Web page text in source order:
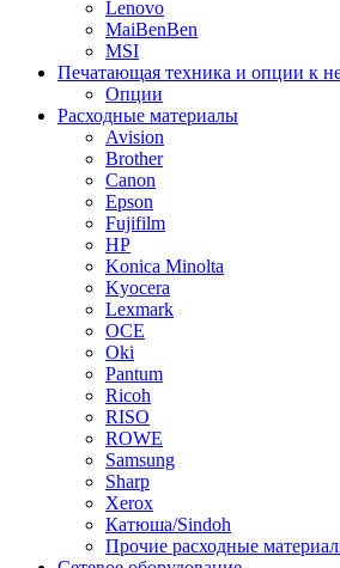
Lenovo
MaiBenBen
MSI
Печатающая техника и опции к
Опции
Расходные материалы
Avision
Brother
Canon
Epson
Fujifilm
HP
Konica Minolta
Kyocera
Lexmark
OCE
Oki
Pantum
Ricoh
RISO
ROWE
Samsung
Sharp
Xerox
Катюша/Sindoh
Прочие расходные